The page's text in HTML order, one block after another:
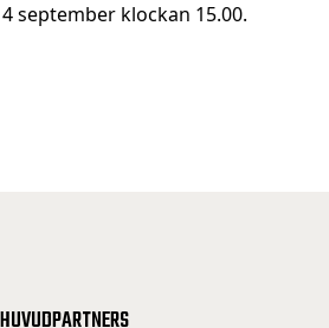
september klockan 15.00.